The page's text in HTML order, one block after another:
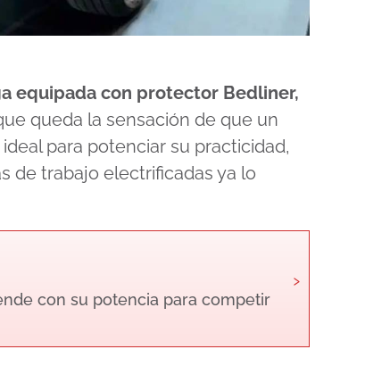
equipada con protector Bedliner,
queda la sensación de que un
para potenciar su practicidad,
de trabajo electrificadas ya lo
con su potencia para competir
›